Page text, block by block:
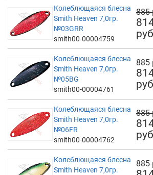
Колеблющаяся блесна
Smith Heaven 7,0гр.
№03GRR
smith00-00004759
885
Колеблющаяся блесна
Smith Heaven 7,0гр.
№05BG
smith00-00004761
885
Колеблющаяся блесна
Smith Heaven 7,0гр.
№06FR
smith00-00004762
885
Колеблющаяся блесна
Smith Heaven 7,0гр.
885